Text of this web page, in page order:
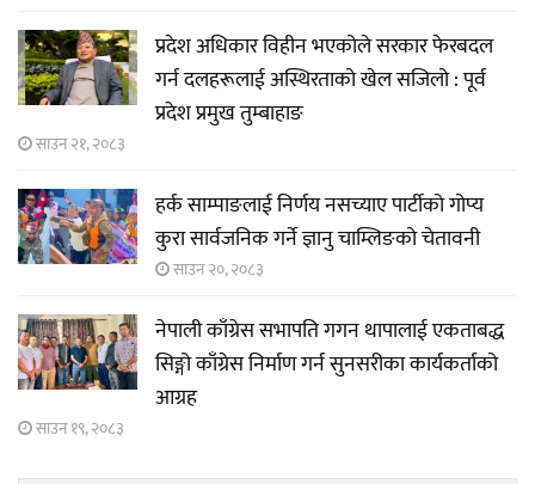
प्रदेश अधिकार विहीन भएकोले सरकार फेरबदल
गर्न दलहरूलाई अस्थिरताको खेल सजिलो : पूर्व
प्रदेश प्रमुख तुम्बाहाङ
साउन २१, २०८३
हर्क साम्पाङलाई निर्णय नसच्याए पार्टीको गोप्य
कुरा सार्वजनिक गर्ने ज्ञानु चाम्लिङको चेतावनी
साउन २०, २०८३
नेपाली काँग्रेस सभापति गगन थापालाई एकताबद्ध
सिङ्गो काँग्रेस निर्माण गर्न सुनसरीका कार्यकर्ताको
आग्रह
साउन १९, २०८३